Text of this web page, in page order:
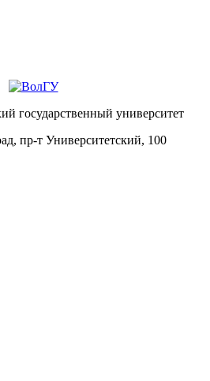
государственный университет
пр-т Университетский, 100